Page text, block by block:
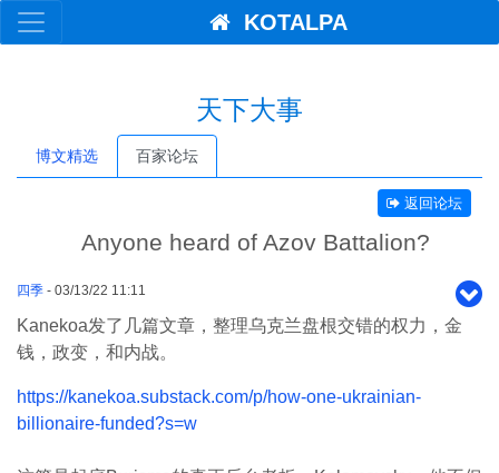
KOTALPA
天下大事
博文精选 百家论坛
返回论坛
Anyone heard of Azov Battalion?
四季 - 03/13/22 11:11
Kanekoa发了几篇文章，整理乌克兰盘根交错的权力，金
钱，政变，和内战。
https://kanekoa.substack.com/p/how-one-ukrainian-
billionaire-funded?s=w